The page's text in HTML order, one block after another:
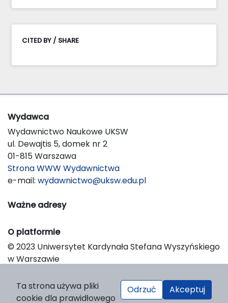
CITED BY / SHARE
Wydawca
Wydawnictwo Naukowe UKSW
ul. Dewajtis 5, domek nr 2
01-815 Warszawa
Strona WWW Wydawnictwa
e-mail: wydawnictwo@uksw.edu.pl
Ważne adresy
O platformie
© 2023 Uniwersytet Kardynała Stefana Wyszyńskiego
w Warszawie
Platform & Workflow by OJS/PKP
Ta strona używa pliki
cookie dla prawidłowego
Odrzuć Akceptuj